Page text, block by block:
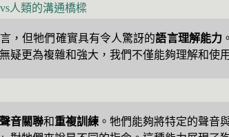
人類的溝通橋樑
，但牠們確實具有令人驚訝的語言理解能力
疑更為複雜和強大，我們不僅能夠理解和使
聲音關聯和重複訓練 。牠們能夠將特定的聲音